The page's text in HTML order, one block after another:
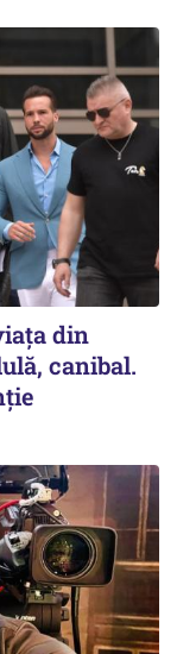
din
canibal.